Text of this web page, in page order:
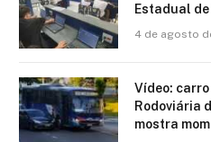
Estadual de
4 de agosto
Vídeo:
Rodoviária
mostra